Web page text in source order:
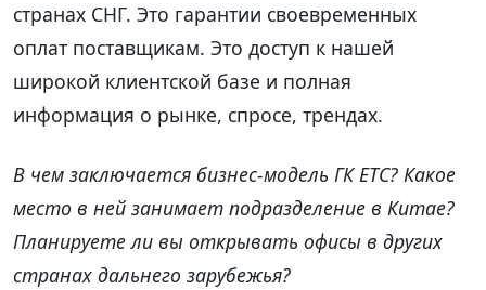
странах СНГ. Это гарантии своевременных
оплат поставщикам. Это доступ к нашей
широкой клиентской базе и полная
информация о рынке, спросе, трендах.
В чем заключается бизнес-модель ГК ЕТС? Какое
место в ней занимает подразделение в Китае?
Планируете ли вы открывать офисы в других
странах дальнего зарубежья?